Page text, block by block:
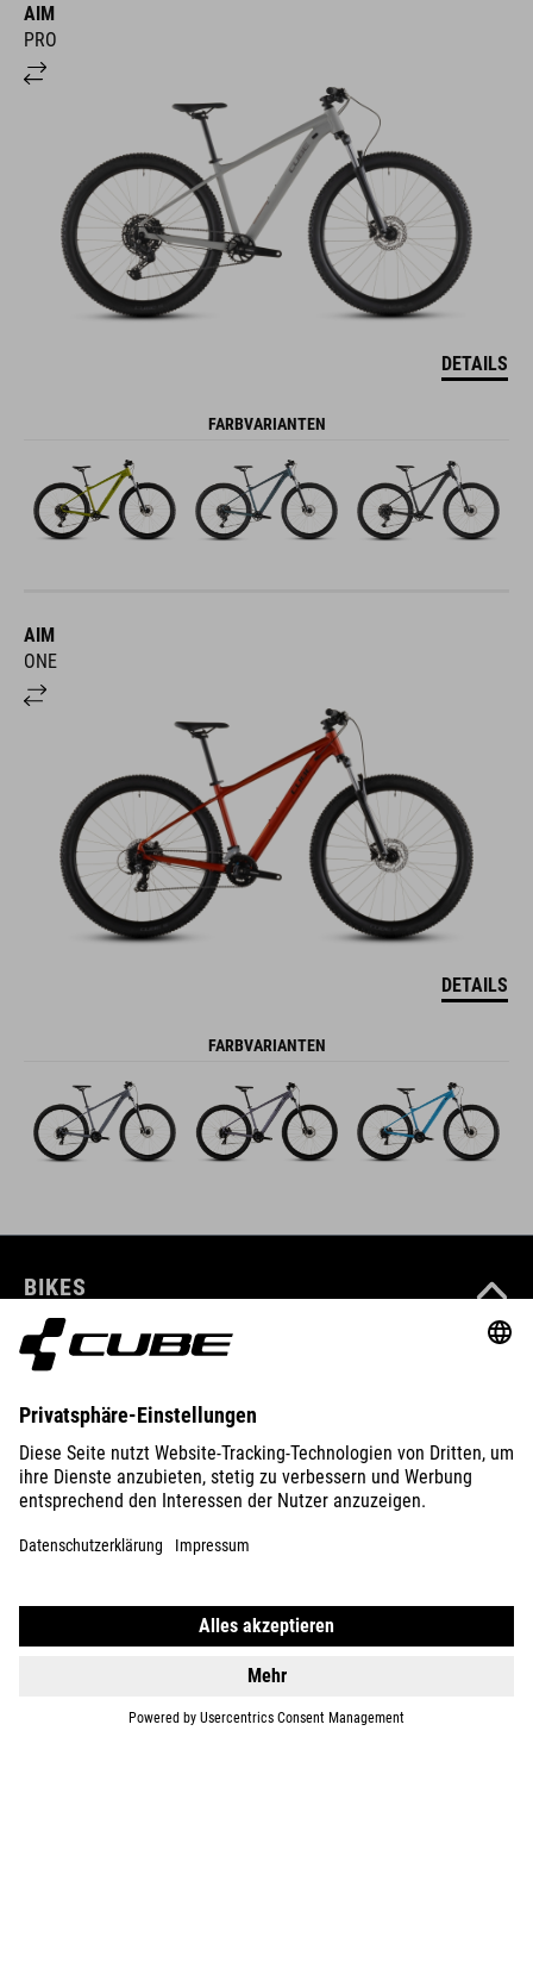
AIM
PRO
DETAILS
FARBVARIANTEN
AIM
ONE
DETAILS
FARBVARIANTEN
BIKES
E-BIKES
KIDS
GEAR
EQUIPMENT